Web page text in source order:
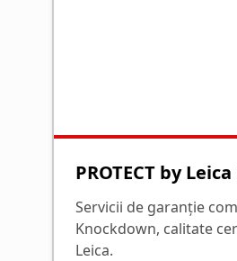
PROTECT by
Servicii de garanție
Knockdown, calitate
Leica.